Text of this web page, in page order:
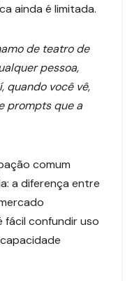
ainda é limitada.
de teatro de
pessoa,
quando você vê,
prompts que a
comum
a diferença entre
fácil confundir uso